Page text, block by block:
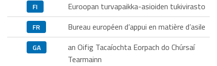
FI Euroopan turvapaikka-asioiden tukivirasto
FR Bureau européen d’appui en matière d’asile
GA
an Oifig Tacaíochta Eorpach do Chúrsaí
Tearmainn